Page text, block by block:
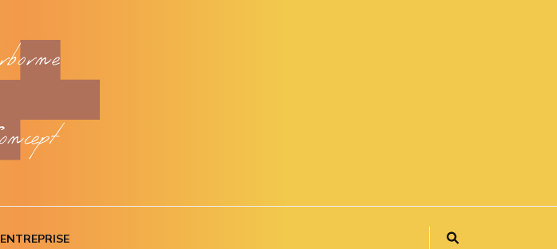
ENTREPRISE